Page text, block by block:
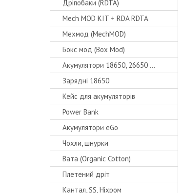
Дріпобаки (RDTA)
Mech MOD KIT + RDA RDTA
Мехмод (MechMOD)
Бокс мод (Box Mod)
Акумулятори 18650, 26650 ...
Зарядні 18650
Кейс для акумуляторів
Power Bank
Акумулятори eGo
Чохли, шнурки
Вата (Organic Cotton)
Плетений дріт
Кантал, SS, Ніхром